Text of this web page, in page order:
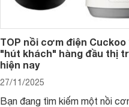
TOP nồi cơm điện Cuckoo
"hút khách" hàng đầu thị
hiện nay
27/11/2025
Bạn đang tìm kiếm một nồi